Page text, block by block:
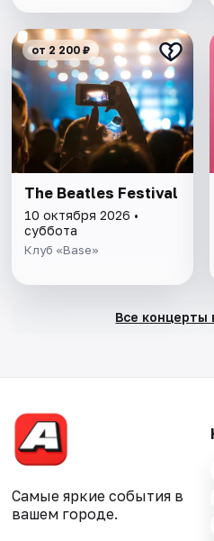
от 2 200 ₽
The Beatles Festival
10 октября 2026 •
суббота
Клуб «Base»
Все концерты
Самые яркие события в
вашем городе.